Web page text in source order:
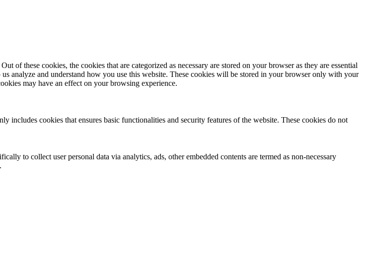
of these cookies, the cookies that are categorized as necessary are stored on your browser as they are essential
analyze and understand how you use this website. These cookies will be stored in your browser only with your
may have an effect on your browsing experience.
includes cookies that ensures basic functionalities and security features of the website. These cookies do not
to collect user personal data via analytics, ads, other embedded contents are termed as non-necessary